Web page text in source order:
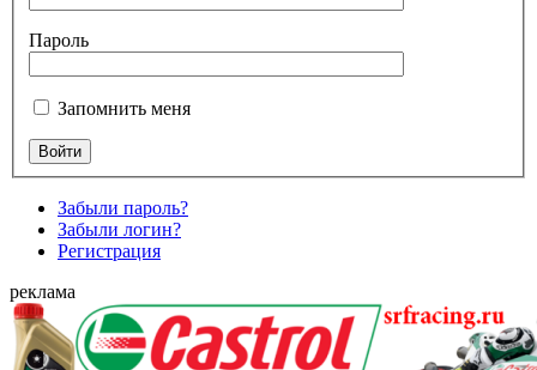
Пароль
Запомнить меня
Забыли пароль?
Забыли логин?
Регистрация
реклама